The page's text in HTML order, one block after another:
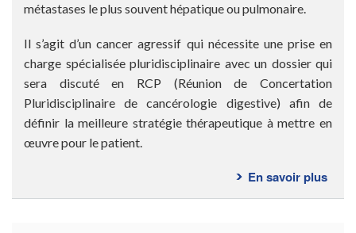
métastases le plus souvent hépatique ou pulmonaire.
Il s’agit d’un cancer agressif qui nécessite une prise en
charge spécialisée pluridisciplinaire avec un dossier qui
sera discuté en RCP (Réunion de Concertation
Pluridisciplinaire de cancérologie digestive) afin de
définir la meilleure stratégie thérapeutique à mettre en
œuvre pour le patient.
En savoir plussur